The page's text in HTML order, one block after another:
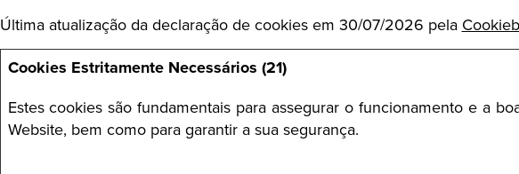
Última atualização da declaração de cookies em 30/07/2026 pela
Cookies Estritamente Necessários (21)
Estes cookies são fundamentais para assegurar o funcionamento e a
Website, bem como para garantir a sua segurança.